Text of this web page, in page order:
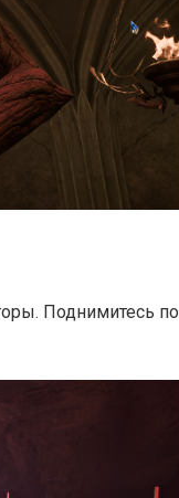
Поднимитесь по